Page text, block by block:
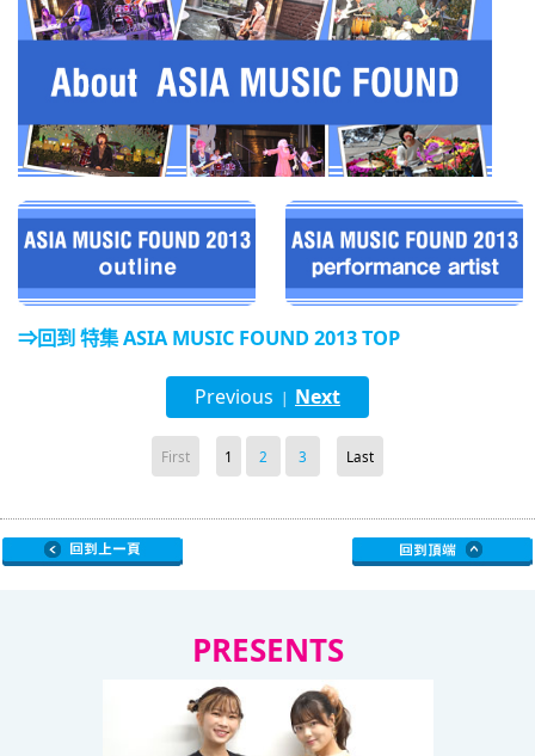
ภาษาไทย
tiéng Viêt
Bahasa Indonesia
⇒回到 特集 ASIA MUSIC FOUND 2013 TOP
Previous | Next
First 1 2 3 Last
PRESENTS